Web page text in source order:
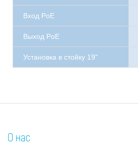
Вход PoE
Выход PoE
Установка в стойку 19"
О нас